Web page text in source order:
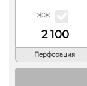
2 100
Перфорация